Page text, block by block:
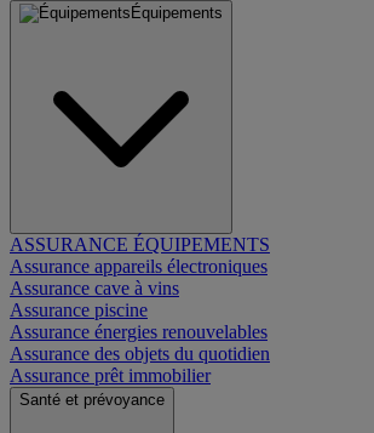
Équipements
ASSURANCE ÉQUIPEMENTS
Assurance appareils électroniques
Assurance cave à vins
Assurance piscine
Assurance énergies renouvelables
Assurance des objets du quotidien
Assurance prêt immobilier
Santé et prévoyance